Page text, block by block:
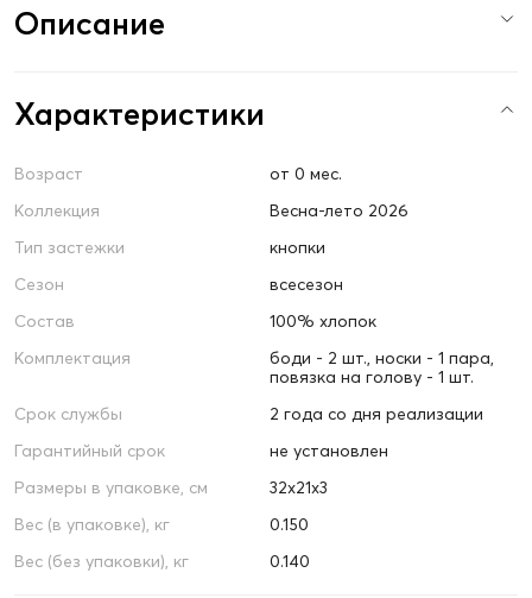
Описание
Характеристики
Возраст
от 0 мес.
Коллекция
Весна-лето 2026
Тип застежки
кнопки
Сезон
всесезон
Состав
100% хлопок
Комплектация
боди - 2 шт., носки - 1 пара,
повязка на голову - 1 шт.
Срок службы
2 года со дня реализации
Гарантийный срок
не установлен
Размеры в упаковке, см
32х21х3
Вес (в упаковке), кг
0.150
Вес (без упаковки), кг
0.140